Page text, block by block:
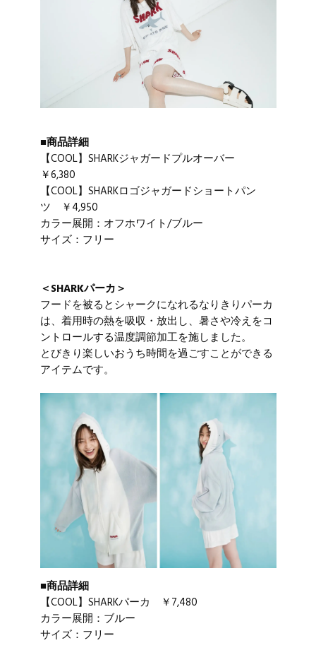
■商品詳細
【COOL】SHARKジャガードプルオーバー
￥6,380
【COOL】SHARKロゴジャガードショートパン
ツ ￥4,950
カラー展開：オフホワイト/ブルー
サイズ：フリー
＜SHARKパーカ＞
フードを被るとシャークになれるなりきりパーカ
は、着用時の熱を吸収・放出し、暑さや冷えをコ
ントロールする温度調節加工を施しました。
とびきり楽しいおうち時間を過ごすことができる
アイテムです。
■商品詳細
【COOL】SHARKパーカ ￥7,480
カラー展開：ブルー
サイズ：フリー